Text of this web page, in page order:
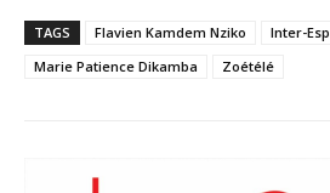
TAGS Flavien Kamdem Nziko Inter-
Marie Patience Dikamba
Zoétélé